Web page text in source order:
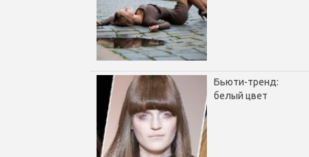
Бьюти-тренд:
белый цвет